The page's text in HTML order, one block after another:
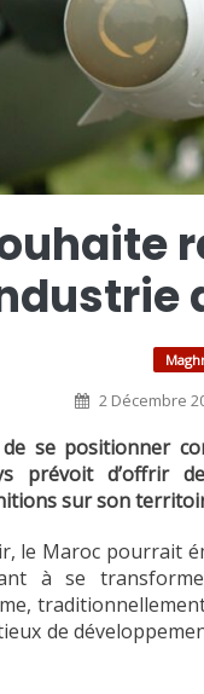
2 Décembre
se positionner
prévoit d’offrir
sur son
le Maroc pourrait
à se
de